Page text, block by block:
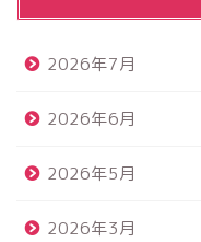
2026年7月
2026年6月
2026年5月
2026年3月